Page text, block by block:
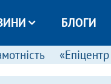
БЛОГИ